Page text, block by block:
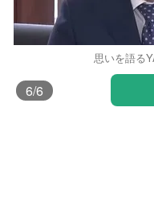
思いを語る
6/6